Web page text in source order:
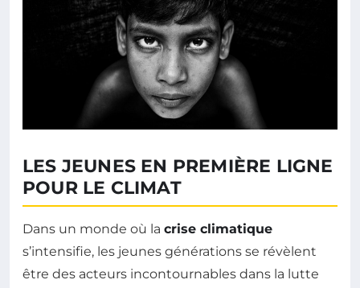
LES JEUNES EN PREMIÈRE LIGNE
POUR LE CLIMAT
Dans un monde où la crise climatique
s’intensifie, les jeunes générations se révèlent
être des acteurs incontournables dans la lutte